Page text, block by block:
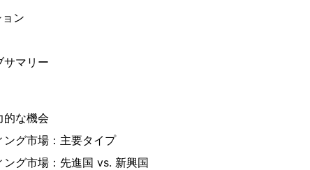
ン
サマリー
な機会
グ市場：主要タイプ
グ市場：先進国 vs. 新興国